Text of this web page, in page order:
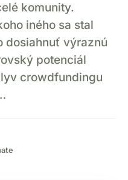
komunity.
iného sa stal
dosiahnuť výraznú
potenciál
crowdfundingu